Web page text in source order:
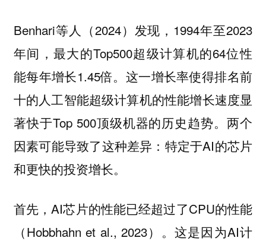
Benhari等人（2024）发现，1994年至2023
年间，最大的Top500超级计算机的64位性
能每年增长1.45倍。这一增长率使得排名前
十的人工智能超级计算机的性能增长速度显
著快于Top 500顶级机器的历史趋势。两个
因素可能导致了这种差异：特定于AI的芯片
和更快的投资增长。
首先，AI芯片的性能已经超过了CPU的性能
（Hobbhahn et al., 2023）。这是因为AI计